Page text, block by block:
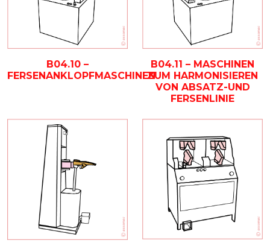
B04.10 –
FERSENANKLOPFMASCHINEN
B04.11 – MASCHINEN
ZUM HARMONISIEREN
VON ABSATZ-UND
FERSENLINIE